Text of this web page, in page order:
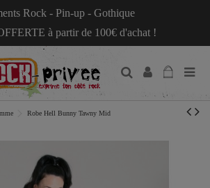
Rock - Pin-up - Gothique
à partir de 100€ d'achat !
Robe Hell Bunny Tawny Mid